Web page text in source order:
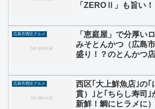
「ZEROⅡ」も旨い！
広島市西区グルメ
「恵庭屋」で分厚い
みそとんかつ（広島
盛り！？のとんかつ店
広島市西区グルメ
西区｢大上鮮魚店｣の｢
貫）｣と｢ちらし寿司｣
新鮮！鯛にヒラメに）